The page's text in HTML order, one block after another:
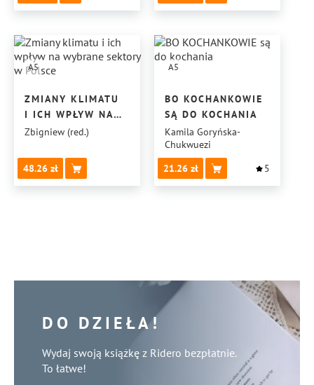
A5
ZMIANY KLIMATU
I ICH WPŁYW NA
WYBRANE SEKTORY
Zbigniew (red.)
48.26
A5
BO KOCHANKOWIE
SĄ DO KOCHANIA
Kamila Goryńska-
Chukwuezi
21.26
5
DO DZIEŁA!
Wydaj swoją książkę z Ridero bezpłatnie.
To łatwe!